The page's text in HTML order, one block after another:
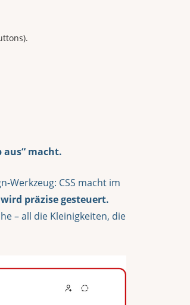
aus“ macht.
Werkzeug: CSS macht im
präzise gesteuert.
– all die Kleinigkeiten, die